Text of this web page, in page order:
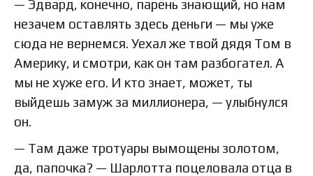
— Эдвард, конечно, парень знающий, но нам
незачем оставлять здесь деньги — мы уже
сюда не вернемся. Уехал же твой дядя Том в
Америку, и смотри, как он там разбогател. А
мы не хуже его. И кто знает, может, ты
выйдешь замуж за миллионера, — улыбнулся
он.
— Там даже тротуары вымощены золотом,
да, папочка? — Шарлотта поцеловала отца в